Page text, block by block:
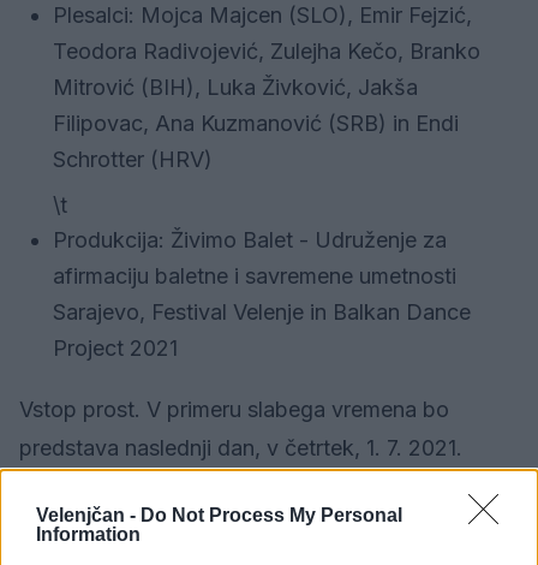
Velenjčan - Do Not Process My Personal
Information
Plesalci: Mojca Majcen (SLO), Emir Fejzić,
Teodora Radivojević, Zulejha Kečo, Branko
Mitrović (BIH), Luka Živković, Jakša
Filipovac, Ana Kuzmanović (SRB) in Endi
Schrotter (HRV)
\t
Produkcija: Živimo Balet - Udruženje za
afirmaciju baletne i savremene umetnosti
Sarajevo, Festival Velenje in Balkan Dance
Project 2021
Vstop prost. V primeru slabega vremena bo
predstava naslednji dan, v četrtek, 1. 7. 2021.